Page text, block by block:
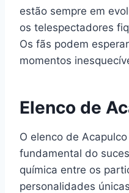
estão sempre em
os telespectadores
Os fãs podem
momentos
Elenco de
O elenco de
fundamental do
química entre os
personalidades